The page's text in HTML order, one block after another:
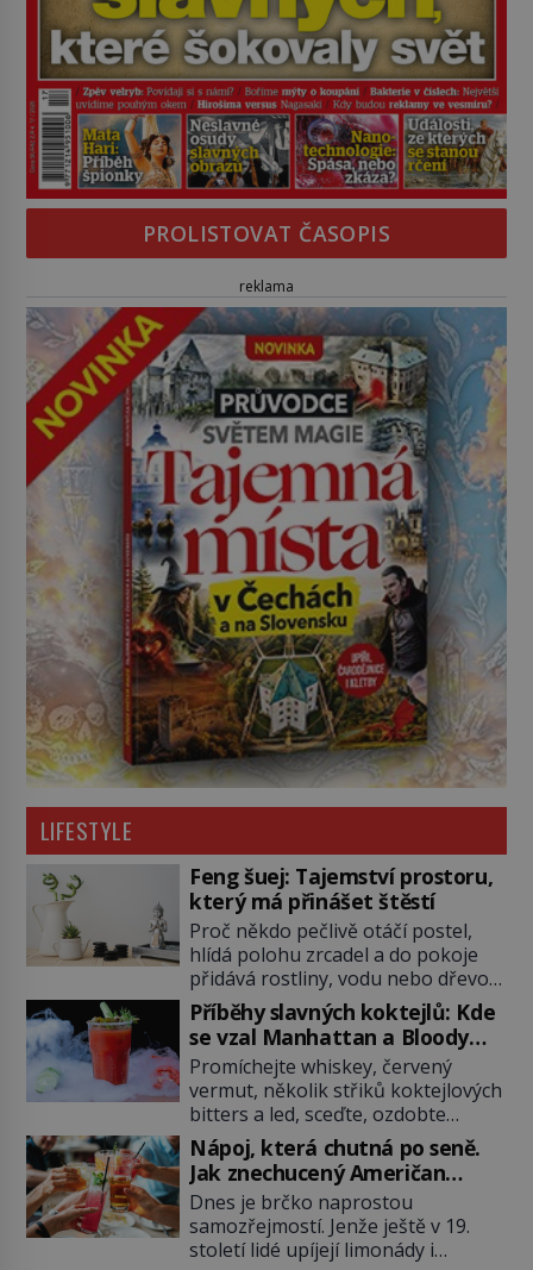
PROLISTOVAT ČASOPIS
reklama
LIFESTYLE
Feng šuej: Tajemství prostoru,
který má přinášet štěstí
Proč někdo pečlivě otáčí postel,
hlídá polohu zrcadel a do pokoje
přidává rostliny, vodu nebo dřevo?
Feng šuej tvrdí, že domov není jen
soubor zdí a nábytku. Je to prostor,
kterým proudí energie čchi a jeho
uspořádání může ovlivňovat, jak se
v něm člověk cítí. Feng šuej má
kořeny ve staré Číně a jeho historie
[…]
Příběhy slavných koktejlů: Kde
se vzal Manhattan a Bloody
Mary?
Promíchejte whiskey, červený
vermut, několik střiků koktejlových
bitters a led, sceďte, ozdobte
koktejlovou třešinkou a tadá…
Manhattan je tu! A pokud to má být
skutečně on, dejte si pozor, ať
místo klasické americké rye
whiskey či klidně bourbonu
nepoužijete skotskou whisku. Co
Nápoj, která chutná po seně.
Jak znechucený Američan
vymyslel brčko
Dnes je brčko naprostou
samozřejmostí. Jenže ještě v 19.
století lidé upíjejí limonády i